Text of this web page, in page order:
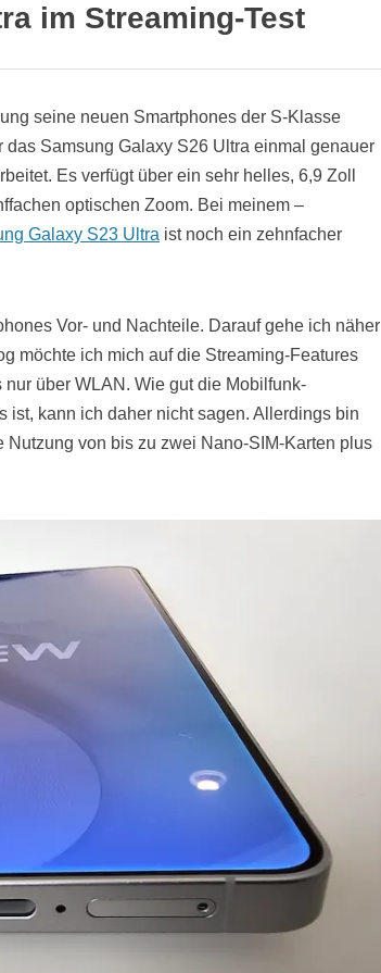
im Streaming-Test
seine neuen Smartphones der S-Klasse
Samsung Galaxy S26 Ultra einmal genauer
Es verfügt über ein sehr helles, 6,9 Zoll
optischen Zoom. Bei meinem –
Galaxy S23 Ultra ist noch ein zehnfacher
Vor- und Nachteile. Darauf gehe ich näher
möchte ich mich auf die Streaming-Features
über WLAN. Wie gut die Mobilfunk-
ist, kann ich daher nicht sagen. Allerdings bin
von bis zu zwei Nano-SIM-Karten plus